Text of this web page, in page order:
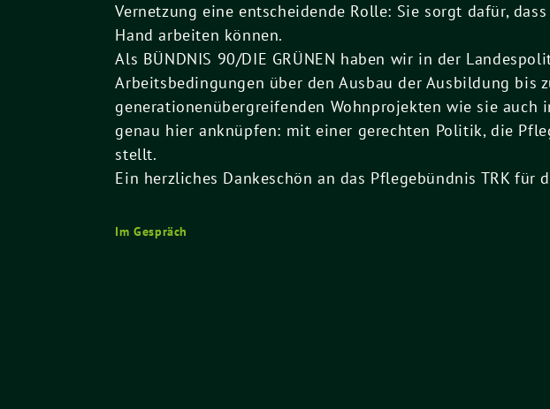
Vernetzung eine entscheidende Rolle: Sie sorgt dafür,
Hand arbeiten können.
Als BÜNDNIS 90/DIE GRÜNEN haben wir in der
Arbeitsbedingungen über den Ausbau der Ausbildung bis
generationenübergreifenden Wohnprojekten wie sie
genau hier anknüpfen: mit einer gerechten Politik, die
stellt.
Ein herzliches Dankeschön an das Pflegebündnis TRK
Im Gespräch